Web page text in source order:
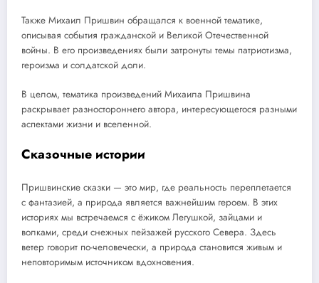
Также Михаил Пришвин обращался к военной тематике,
описывая события гражданской и Великой Отечественной
войны. В его произведениях были затронуты темы патриотизма,
героизма и солдатской доли.
В целом, тематика произведений Михаила Пришвина
раскрывает разностороннего автора, интересующегося разными
аспектами жизни и вселенной.
Сказочные истории
Пришвинские сказки — это мир, где реальность переплетается
с фантазией, а природа является важнейшим героем. В этих
историях мы встречаемся с ёжиком Легушкой, зайцами и
волками, среди снежных пейзажей русского Севера. Здесь
ветер говорит по-человечески, а природа становится живым и
неповторимым источником вдохновения.